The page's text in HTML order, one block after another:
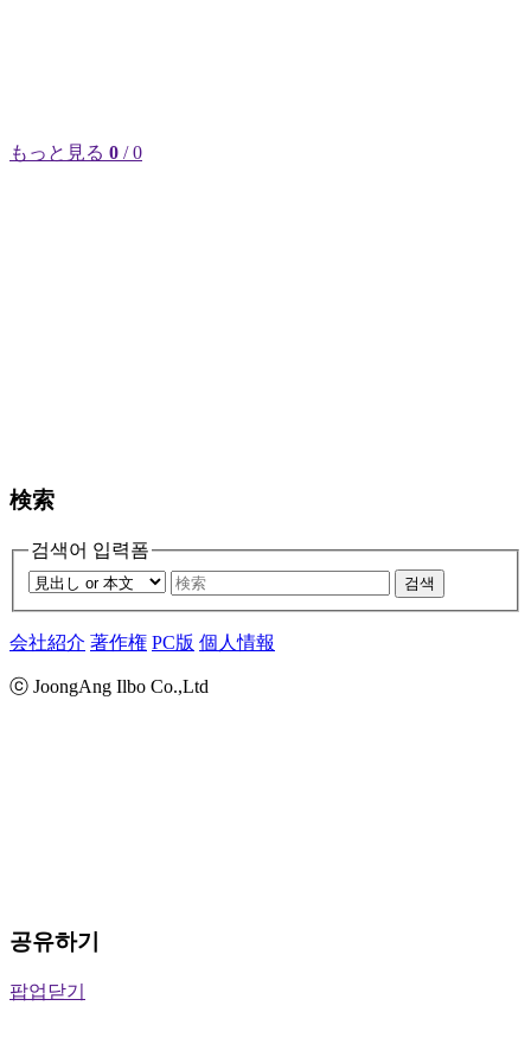
もっと見る 0 / 0
検索
검색어 입력폼
검색
会社紹介 著作権 PC版 個人情報
ⓒ JoongAng Ilbo Co.,Ltd
공유하기
팝업닫기